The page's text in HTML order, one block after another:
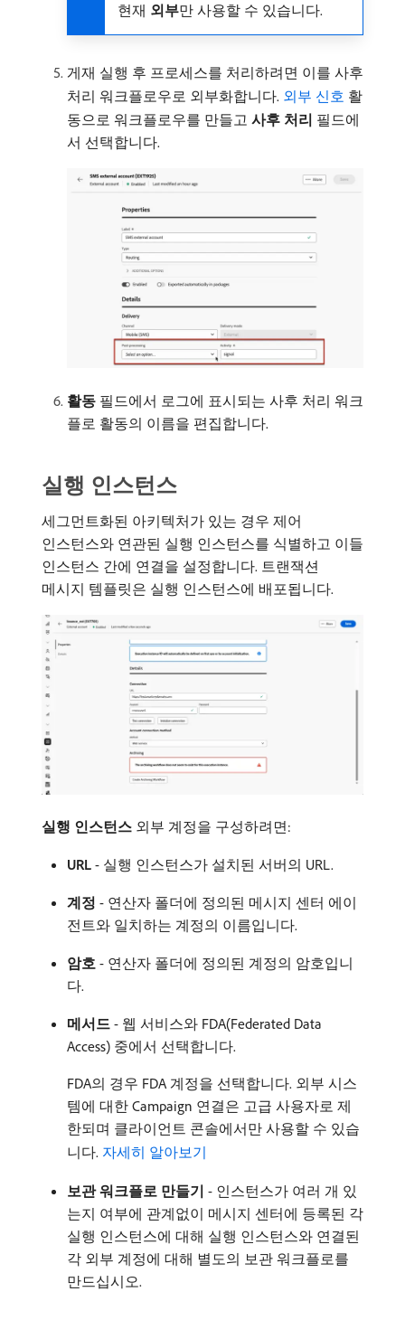
현재 외부​만 사용할 수 있습니다.
게재 실행 후 프로세스를 처리하려면 이를 사후
처리 워크플로우로 외부화합니다. 외부 신호 활
동으로 워크플로우를 만들고 사후 처리 필드에
서 선택합니다.
활동 필드에서 로그에 표시되는 사후 처리 워크
플로 활동의 이름을 편집합니다.
실행 인스턴스
세그먼트화된 아키텍처가 있는 경우 제어
인스턴스와 연관된 실행 인스턴스를 식별하고 이들
인스턴스 간에 연결을 설정합니다. 트랜잭션
메시지 템플릿은 실행 인스턴스에 배포됩니다.
실행 인스턴스 외부 계정을 구성하려면:
URL - 실행 인스턴스가 설치된 서버의 URL.
계정 - 연산자 폴더에 정의된 메시지 센터 에이
전트와 일치하는 계정의 이름입니다.
암호 - 연산자 폴더에 정의된 계정의 암호입니
다.
메서드 - 웹 서비스와 FDA(Federated Data
Access) 중에서 선택합니다.
FDA의 경우 FDA 계정을 선택합니다. 외부 시스
템에 대한 Campaign 연결은 고급 사용자로 제
한되며 클라이언트 콘솔에서만 사용할 수 있습
니다. 자세히 알아보기
보관 워크플로 만들기 - 인스턴스가 여러 개 있
는지 여부에 관계없이 메시지 센터에 등록된 각
실행 인스턴스에 대해 실행 인스턴스와 연결된
각 외부 계정에 대해 별도의 보관 워크플로를
만드십시오.